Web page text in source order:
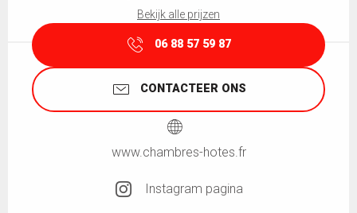
Bekijk alle prijzen
06 88 57 59 87
CONTACTEER ONS
www.chambres-hotes.fr
Instagram pagina